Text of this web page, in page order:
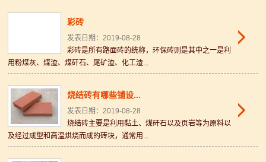
彩砖
发表日期：2019-08-28
彩砖是所有路面砖的统称，环保砖则是其中之一是利
用粉煤灰、煤渣、煤矸石、尾矿渣、化工渣...
烧结砖有哪些铺设...
发表日期：2019-08-28
烧结砖主要是利用黏土、煤矸石以及页岩等为原料以
及经过成型和高温烘烧而成的砖块，通常用...